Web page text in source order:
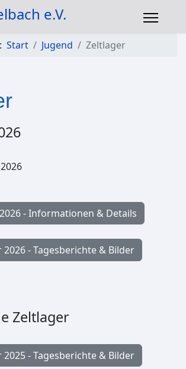
Start Jugend Zeltlager
- Informationen & Details
- Tagesberichte & Bilder
Zeltlager
- Tagesberichte & Bilder